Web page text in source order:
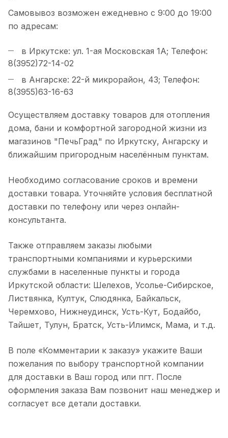
Самовывоз возможен ежедневно с 9:00 до 19:00
по адресам:
в Иркутске: ул. 1-ая Московская 1А; Телефон:
8(3952)72-14-02
в Ангарске: 22-й микрорайон, 43; Телефон:
8(3955)63-16-63
Осуществляем доставку товаров для отопления
дома, бани и комфортной загородной жизни из
магазинов "ПечьГрад" по Иркутску, Ангарску и
ближайшим пригородным населённым пунктам.
Необходимо согласование сроков и времени
доставки товара. Уточняйте условия бесплатной
доставки по телефону или через онлайн-
консультанта.
Также отправляем заказы любыми
транспортными компаниями и курьерскими
службами в населенные пункты и города
Иркутской области: Шелехов, Усолье-Сибирское,
Листвянка, Култук, Слюдянка, Байкальск,
Черемхово, Нижнеудинск, Усть-Кут, Бодайбо,
Тайшет, Тулун, Братск, Усть-Илимск, Мама, и т.д.
В поле «Комментарии к заказу» укажите Ваши
пожелания по выбору транспортной компании
для доставки в Ваш город или пгт. После
оформления заказа Вам позвонит наш менеджер и
согласует все детали доставки.